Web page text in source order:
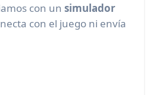
con un simulador
con el juego ni envía